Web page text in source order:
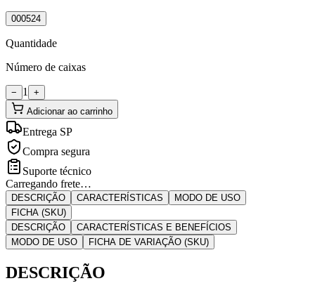
000524
Quantidade
Número de caixas
− 1
+
Adicionar ao carrinho
Entrega SP
Compra segura
Suporte técnico
Carregando frete…
DESCRIÇÃO CARACTERÍSTICAS
MODO DE USO
FICHA (SKU)
DESCRIÇÃO
CARACTERÍSTICAS E BENEFÍCIOS
MODO DE USO
FICHA DE VARIAÇÃO (SKU)
DESCRIÇÃO